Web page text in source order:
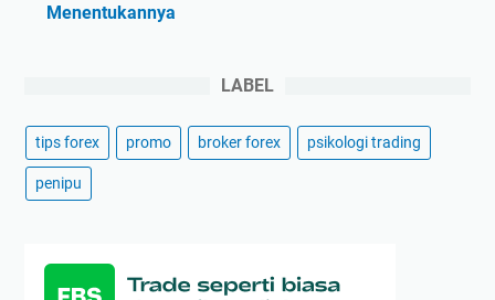
Menentukannya
LABEL
tips forex promo broker forex psikologi trading
penipu